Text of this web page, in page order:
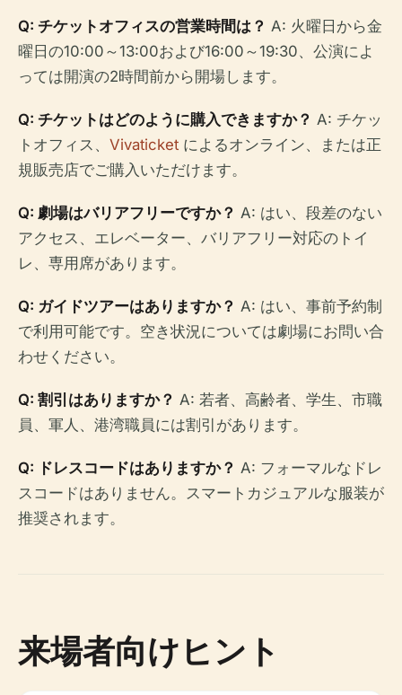
Q: チケットオフィスの営業時間は？ A: 火曜日から金
曜日の10:00～13:00および16:00～19:30、公演によ
っては開演の2時間前から開場します。
Q: チケットはどのように購入できますか？ A: チケッ
トオフィス、 Vivaticket によるオンライン、または正
規販売店でご購入いただけます。
Q: 劇場はバリアフリーですか？ A: はい、段差のない
アクセス、エレベーター、バリアフリー対応のトイ
レ、専用席があります。
Q: ガイドツアーはありますか？ A: はい、事前予約制
で利用可能です。空き状況については劇場にお問い合
わせください。
Q: 割引はありますか？ A: 若者、高齢者、学生、市職
員、軍人、港湾職員には割引があります。
Q: ドレスコードはありますか？ A: フォーマルなドレ
スコードはありません。スマートカジュアルな服装が
推奨されます。
来場者向けヒント